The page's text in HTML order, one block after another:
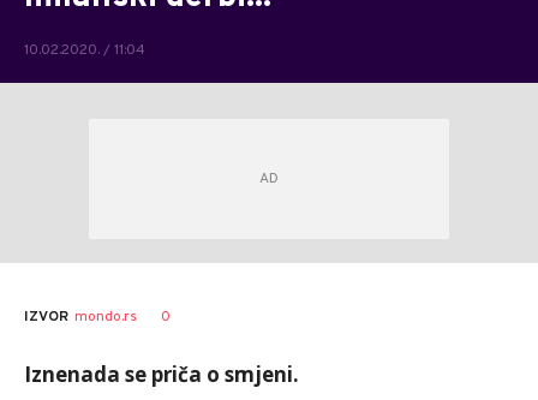
10.02.2020. / 11:04
IZVOR mondo.rs 0
Iznenada se priča o smjeni.